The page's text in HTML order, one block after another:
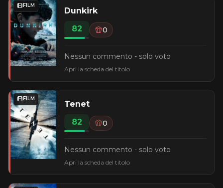
FILM
Dunkirk
82
0
Nessun commento - solo voto
Apri la scheda del titolo
FILM
Tenet
82
0
Nessun commento - solo voto
Apri la scheda del titolo